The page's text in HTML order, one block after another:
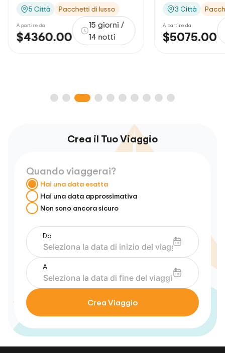
5 Città Pacchetti di lusso
A partire da
$4360.00
15 giorni /
14 notti
3 Città
A partire da
$5075.00
Crea il Tuo Viaggio
Quando viaggerai?
Hai una data esatta
Hai una data approssimativa
Non sono ancora sicuro
Da
A
Crea Viaggio